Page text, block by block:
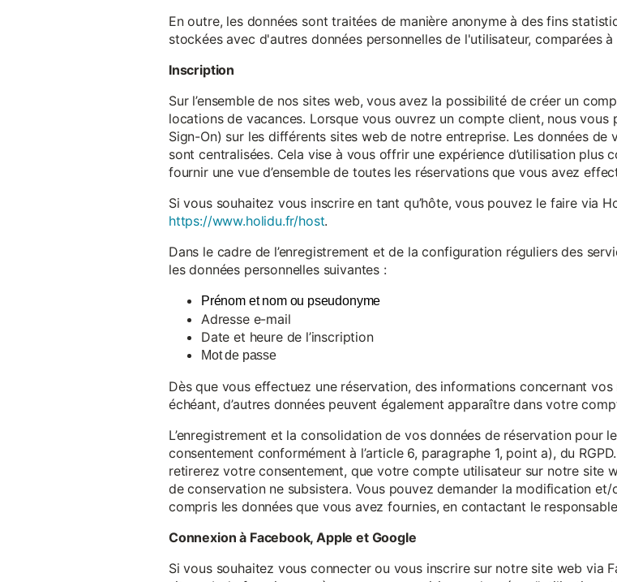
En outre, les données sont traitées de manière anonyme à des fins
stockées avec d'autres données personnelles de l'utilisateur, comparées
Inscription
Sur l’ensemble de nos sites web, vous avez la possibilité de créer un
locations de vacances. Lorsque vous ouvrez un compte client, nous vous
Sign-On) sur les différents sites web de notre entreprise. Les données
sont centralisées. Cela vise à vous offrir une expérience d’utilisation
fournir une vue d’ensemble de toutes les réservations que vous avez
Si vous souhaitez vous inscrire en tant qu’hôte, vous pouvez le faire via
https://www.holidu.fr/host.
Dans le cadre de l’enregistrement et de la configuration réguliers des
les données personnelles suivantes :
Prénom et nom ou pseudonyme
Adresse e-mail
Date et heure de l’inscription
Mot de passe
Dès que vous effectuez une réservation, des informations concernant
échéant, d’autres données peuvent également apparaître dans votre
L’enregistrement et la consolidation de vos données de réservation pour
consentement conformément à l’article 6, paragraphe 1, point a), du
retirerez votre consentement, que votre compte utilisateur sur notre site
de conservation ne subsistera. Vous pouvez demander la modification
compris les données que vous avez fournies, en contactant le
Connexion à Facebook, Apple et Google
Si vous souhaitez vous connecter ou vous inscrire sur notre site web via